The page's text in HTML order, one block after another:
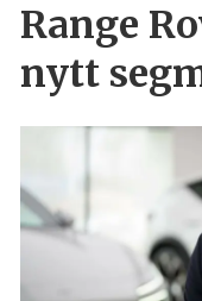
Range
nytt